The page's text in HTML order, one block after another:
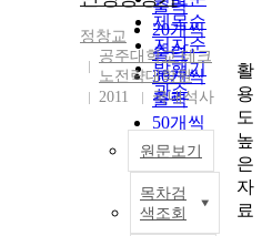
제목순
저자순
발행기
관순
출력
20개씩
출력
30개씩
출력
50개씩
출력
100개씩
출력
정창교
공주대학교 테크
노전략대학원
2011
국내석사
원문보기
목차검
색조회
활
용
도
높
은
자
료